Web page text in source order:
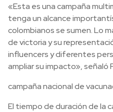
«Esta es una campaña
tenga un alcance
colombianos se sumen. Lo
de victoria y su
influencers y diferentes
ampliar su impacto», señaló
campaña nacional de
El tiempo de duración de la